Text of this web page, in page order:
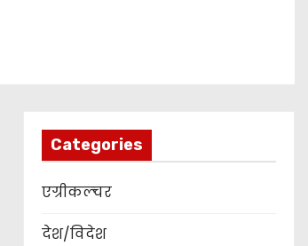
Categories
एग्रीकल्चर
देश/विदेश